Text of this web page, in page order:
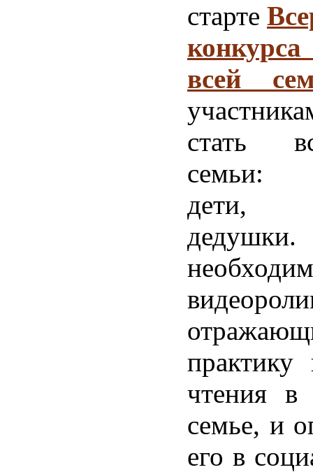
старте
всей
стать
семьи:
дети,
практику
чтения в
семье, и
его в